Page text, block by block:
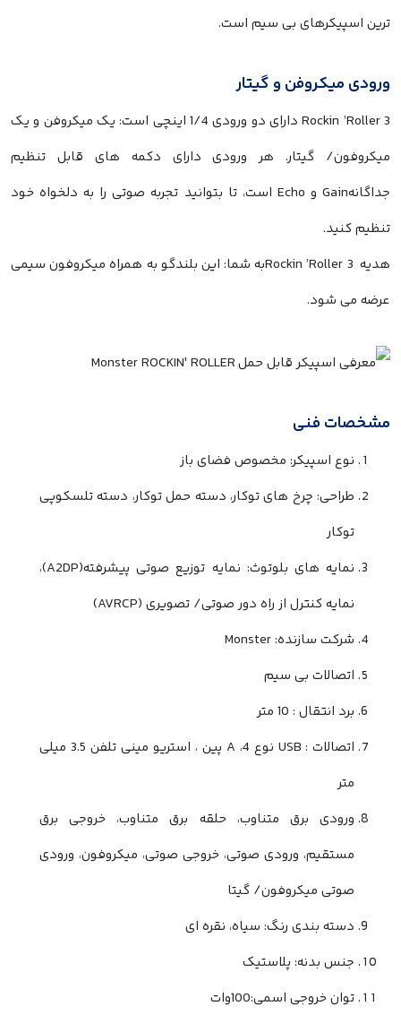
ترین اسپیکرهای بی سیم است.
ورودی میکروفن و گیتار
Rockin ’Roller 3 دارای دو ورودی 1/4 اینچی است: یک میکروفن و یک
میکروفون/ گیتار. هر ورودی دارای دکمه های قابل تنظیم
جداگانهGain و Echo است، تا بتوانید تجربه صوتی را به دلخواه خود
تنظیم کنید.
هدیه Rockin ’Roller 3به شما: این بلندگو به همراه میکروفون سیمی
عرضه می شود.
مشخصات فنی
نوع اسپیکر: مخصوص فضای باز
طراحی: چرخ های توکار، دسته حمل توکار، دسته تلسکوپی
توکار
نمایه های بلوتوث: نمایه توزیع صوتی پیشرفته(A2DP)،
نمایه کنترل از راه دور صوتی/ تصویری (AVRCP)
شرکت سازنده: Monster
اتصالات بی سیم
برد انتقال : 10 متر
اتصالات : USB نوع A ،4 پین ، استریو مینی تلفن 3.5 میلی
متر
ورودی برق متناوب، حلقه برق متناوب، خروجی برق
مستقیم، ورودی صوتی، خروجی صوتی، میکروفون، ورودی
صوتی میکروفون/ گیتا
دسته بندی رنگ: سیاه، نقره ای
جنس بدنه: پلاستیک
توان خروجی اسمی:100وات